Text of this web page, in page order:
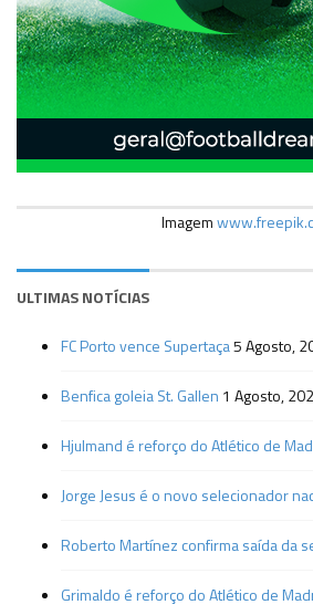
Imagem
ULTIMAS NOTÍCIAS
FC Porto vence Supertaça5 Agosto,
Benfica goleia St. Gallen 1 Agosto,
Hjulmand é reforço do Atlético de
Jorge Jesus é o novo selecionador
Roberto Martínez confirma saída da
Grimaldo é reforço do Atlético de